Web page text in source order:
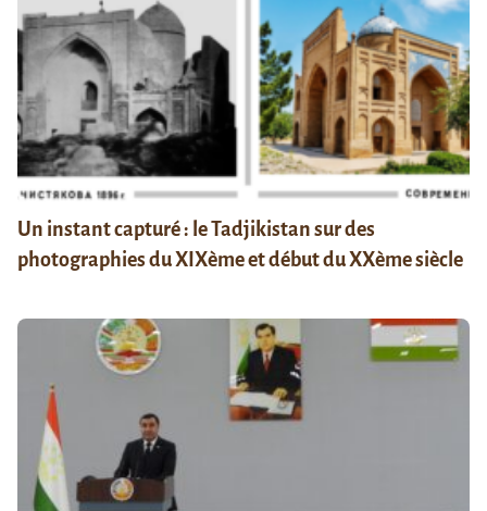
Un instant capturé : le Tadjikistan sur des
photographies du XIXème et début du XXème siècle